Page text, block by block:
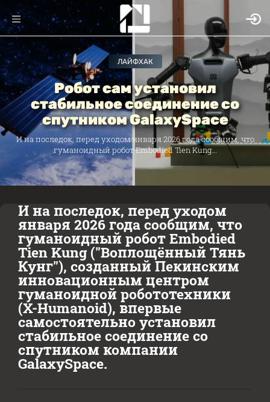
ЛАЙФХАК
Робот сам установил
стабильное соединение со
спутником GalaxySpace
И на последок, перед уходом января 2026 года сообщим, что
гуманоидный робот Embodied Tien Kung...
И на последок, перед уходом
января 2026 года сообщим, что
гуманоидный робот Embodied
Tien Kung ("Воплощённый Тянь
Кунг"), созданный Пекинским
инновационным центром
гуманоидной робототехники
(X-Humanoid), впервые
самостоятельно установил
стабильное соединение со
спутником компании
GalaxySpace.